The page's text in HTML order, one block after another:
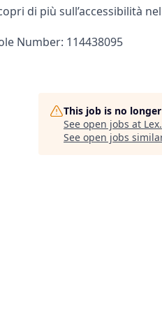
di più sull’accessibilità
Number: 114438095
This job is no
See open jobs at Lex.
See open jobs